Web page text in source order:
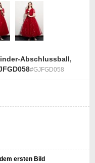
Abschlussball,
#GJFGD058
ersten Bild